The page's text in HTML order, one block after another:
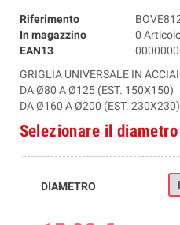
Riferimento
In magazzino
0
EAN13
GRIGLIA UNIVERSALE IN
DA Ø80 A Ø125 (EST. 150X150)
DA Ø160 A Ø200 (EST. 230X230)
Selezionare il
DIAMETRO